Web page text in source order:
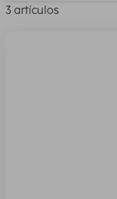
3 artículos